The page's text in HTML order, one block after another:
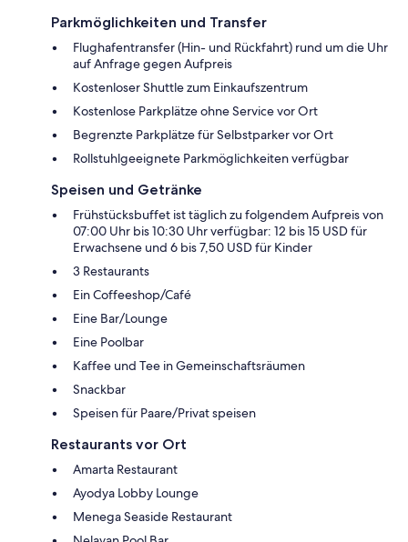
Parkmöglichkeiten und Transfer
Flughafentransfer (Hin- und Rückfahrt) rund um die Uhr
auf Anfrage gegen Aufpreis
Kostenloser Shuttle zum Einkaufszentrum
Kostenlose Parkplätze ohne Service vor Ort
Begrenzte Parkplätze für Selbstparker vor Ort
Rollstuhlgeeignete Parkmöglichkeiten verfügbar
Speisen und Getränke
Frühstücksbuffet ist täglich zu folgendem Aufpreis von
07:00 Uhr bis 10:30 Uhr verfügbar: 12 bis 15 USD für
Erwachsene und 6 bis 7,50 USD für Kinder
3 Restaurants
Ein Coffeeshop/Café
Eine Bar/Lounge
Eine Poolbar
Kaffee und Tee in Gemeinschaftsräumen
Snackbar
Speisen für Paare/Privat speisen
Restaurants vor Ort
Amarta Restaurant
Ayodya Lobby Lounge
Menega Seaside Restaurant